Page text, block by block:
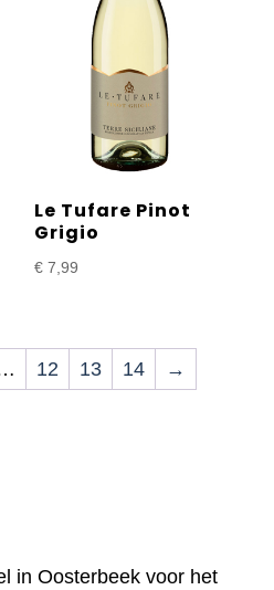
Le Tufare Pinot
Grigio
€ 7,99
12 13 14 →
in Oosterbeek voor het